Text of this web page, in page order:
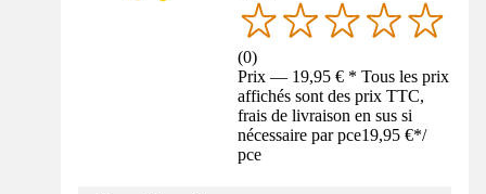
(0)
Prix — 19,95 € * Tous les prix
affichés sont des prix TTC,
frais de livraison en sus si
nécessaire par pce19,95 €*/
pce